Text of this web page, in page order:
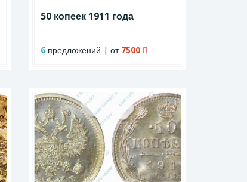
50 копеек 1911 года
6 предложений | от 7500